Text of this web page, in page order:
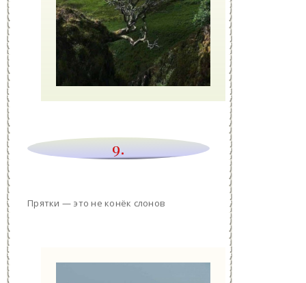
9.
Прятки — это не конёк слонов